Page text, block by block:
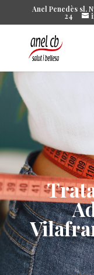
Anel Penedès sl.
24